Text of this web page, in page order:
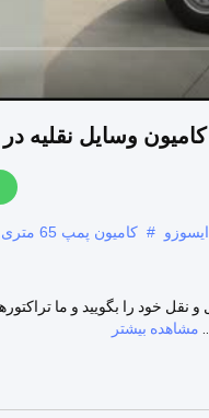
# کامیون پمپ 65 متری,پمپ بتنی 65 متری,ماشين پمپ 4x2
خود را بگویید و ما
مشاهده بیشتر